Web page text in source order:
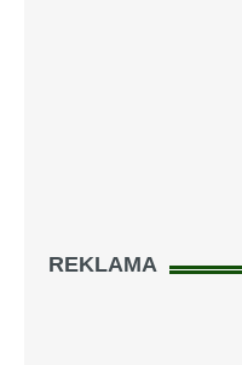
REKLAMA